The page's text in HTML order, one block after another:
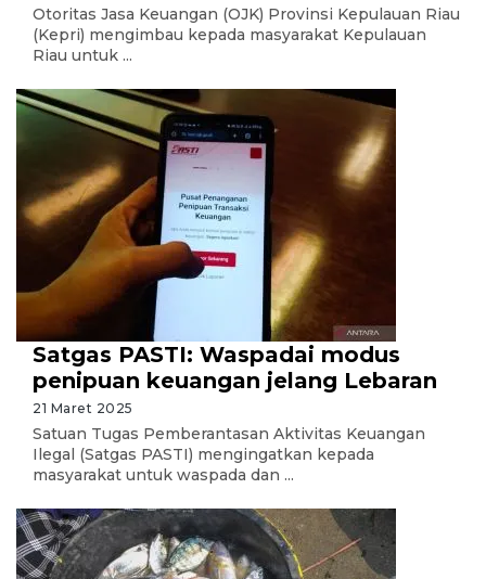
Otoritas Jasa Keuangan (OJK) Provinsi Kepulauan Riau
(Kepri) mengimbau kepada masyarakat Kepulauan
Riau untuk ...
Satgas PASTI: Waspadai modus
penipuan keuangan jelang Lebaran
21 Maret 2025
Satuan Tugas Pemberantasan Aktivitas Keuangan
Ilegal (Satgas PASTI) mengingatkan kepada
masyarakat untuk waspada dan ...